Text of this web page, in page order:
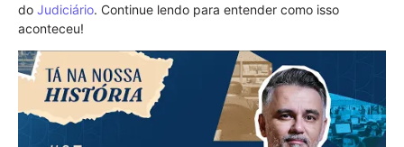
do Judiciário. Continue lendo para entender como isso
aconteceu!